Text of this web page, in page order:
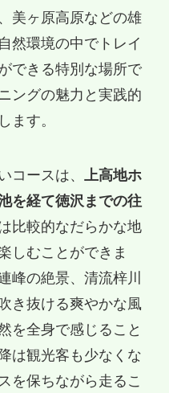
美ヶ原高原などの雄
然環境の中でトレイ
できる特別な場所で
ングの魅力と実践的
ます。
コースは、 上高地ホ
を経て徳沢までの往
比較的なだらかな地
しむことができま
峰の絶景、清流梓川
き抜ける爽やかな風
を全身で感じること
は観光客も少なくな
を保ちながら走るこ